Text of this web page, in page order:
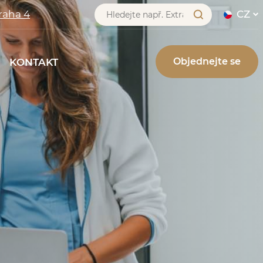
4 CZ
KONTAKT Objednejte se
BLOG KONTAKT